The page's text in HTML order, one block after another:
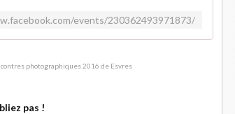
events/230362493971873/
pas !